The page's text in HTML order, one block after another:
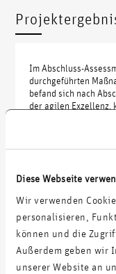
Diese Webseite
Wir verwenden
personalisieren,
können und die
Außerdem geben wir
unserer Website an
Im Abschluss-
durchgeführten
befand sich nach
der agilen Exzellenz,
Vergleich zu dem
Auszug
Aufbau einer
Produktions- und